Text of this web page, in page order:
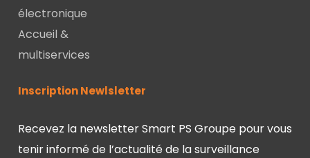
électronique
Accueil &
multiservices
Inscription Newlsletter
Recevez la newsletter Smart PS Groupe pour vous
tenir informé de l’actualité de la surveillance